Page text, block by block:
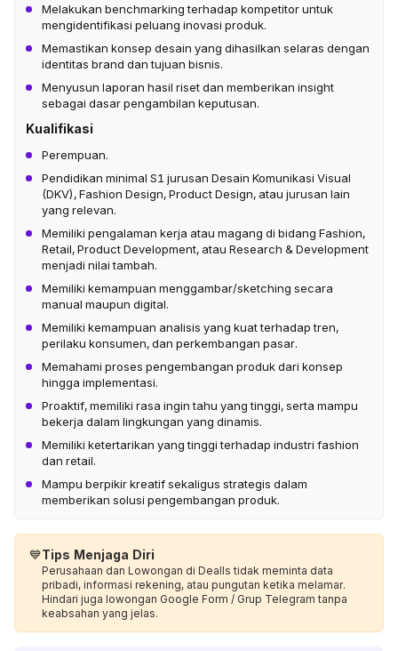
Melakukan benchmarking terhadap kompetitor untuk
mengidentifikasi peluang inovasi produk.
Memastikan konsep desain yang dihasilkan selaras dengan
identitas brand dan tujuan bisnis.
Menyusun laporan hasil riset dan memberikan insight
sebagai dasar pengambilan keputusan.
Kualifikasi
Perempuan.
Pendidikan minimal S1 jurusan Desain Komunikasi Visual
(DKV), Fashion Design, Product Design, atau jurusan lain
yang relevan.
Memiliki pengalaman kerja atau magang di bidang Fashion,
Retail, Product Development, atau Research & Development
menjadi nilai tambah.
Memiliki kemampuan menggambar/sketching secara
manual maupun digital.
Memiliki kemampuan analisis yang kuat terhadap tren,
perilaku konsumen, dan perkembangan pasar.
Memahami proses pengembangan produk dari konsep
hingga implementasi.
Proaktif, memiliki rasa ingin tahu yang tinggi, serta mampu
bekerja dalam lingkungan yang dinamis.
Memiliki ketertarikan yang tinggi terhadap industri fashion
dan retail.
Mampu berpikir kreatif sekaligus strategis dalam
memberikan solusi pengembangan produk.
💙Tips Menjaga Diri
Perusahaan dan Lowongan di Dealls tidak meminta data
pribadi, informasi rekening, atau pungutan ketika melamar.
Hindari juga lowongan Google Form / Grup Telegram tanpa
keabsahan yang jelas.